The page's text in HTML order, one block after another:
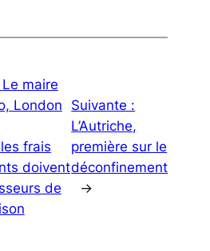
Le maire
London
frais
doivent
de
Suivante :
L’Autriche,
première sur le
déconfinement
→